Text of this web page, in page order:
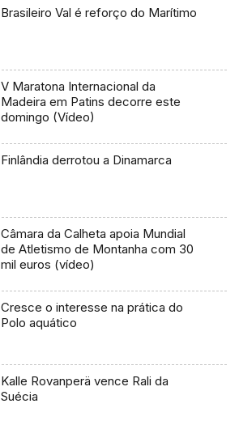
Brasileiro Val é reforço do Marítimo
V Maratona Internacional da
Madeira em Patins decorre este
domingo (Vídeo)
Finlândia derrotou a Dinamarca
Câmara da Calheta apoia Mundial
de Atletismo de Montanha com 30
mil euros (vídeo)
Cresce o interesse na prática do
Polo aquático
Kalle Rovanperä vence Rali da
Suécia